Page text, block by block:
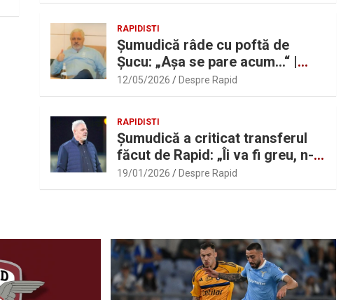
RAPIDISTI
Șumudică râde cu poftă de
Șucu: „Așa se pare acum…“ |
Sport.ro
12/05/2026 Despre Rapid
RAPIDISTI
Șumudică a criticat transferul
făcut de Rapid: „Îi va fi greu, n-
am înțeles”
19/01/2026 Despre Rapid